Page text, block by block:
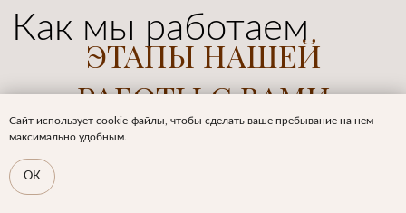
Сайт использует cookie-файлы, чтобы сделать ваше пребывание на нем
максимально удобным.
ОК